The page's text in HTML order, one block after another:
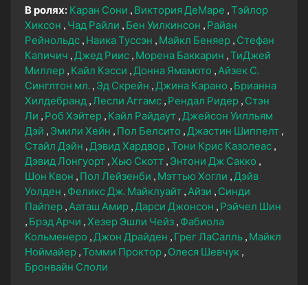
В ролях: Каран Сони Виктория ДеМаре Тэйлор
Хиксон
Чад Райли Бен Уилкинсон
Райан
Рейнольдс Наика Туссэн Майкл Беняер Стефан
Капичич
Джед Риис Морена Баккарин ТиДжей
Миллер Кайл Кэсси Донна Ямамото
Айзек С.
Синглтон мл. Эд Скрейн Джина Карано
Брианна
Хилдебранд
Лесли Аггамс Рендал Ридер Стэн
Ли
Роб Хэйтер Кайл Райдаут Джейсон Уилльям
Дэй
Эмили Хейн Пол Белсито
Джастин Шиппелт
Стайл Дэйн
Дэвид Хардвор Тони Крис Казолеас
Дэвид Лонгуорт Хью Скотт Энтони Дж Сакко
Шон Квон
Пол Лейзенби Мэттью Хогли
Дэйв
Уолден
Феликс Дж. Майклуайт Айзи
Синди
Пайпер Ааташ Амир Дарси Джонсон
Рэйчел Шин
Брэд Арчи Хезер Эшли Чейз Фабиола
Кольменеро
Джон Драйден Грег ЛаСалль Майкл
Ноймайер Томми Проктор Олеся Шевчук
Бронвайн Слоли